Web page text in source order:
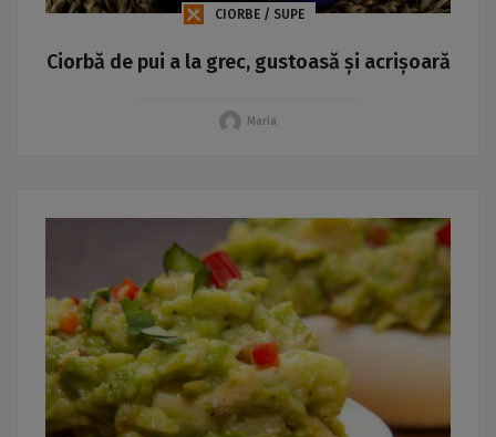
CIORBE / SUPE
Ciorbă de pui a la grec, gustoasă și acrișoară
Maria